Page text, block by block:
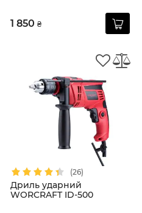
1 850 ₴
(26)
Дриль ударний
WORCRAFT ID-500